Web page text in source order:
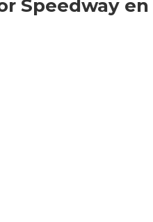
Speedway